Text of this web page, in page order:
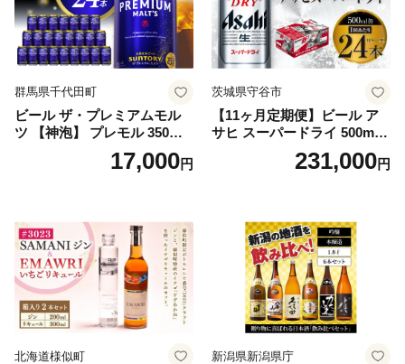
群馬県千代田町
ビール ザ・プレミアムモル
ツ 【神泡】 プレモル 350ml
× 24本 サントリー〈天然水の
ビール工場〉群馬※沖縄・離
17,000円
茨城県守谷市
【11ヶ月定期便】ビール ア
サヒ スーパードライ 500ml 2
4本 1ケース×11ヶ月 | アサヒ
ビール 究極の辛口 酒 お酒 ア
uper dry 11回 缶ビール 缶 ギ
フト 内祝い 茨城県守谷市 送
料無料
231,000円
北海道様似町 新潟県新潟県庁